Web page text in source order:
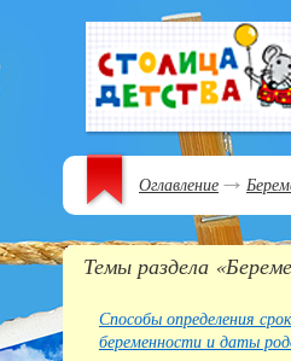
Оглавление
Темы раздела
Способы определения
беременности и даты